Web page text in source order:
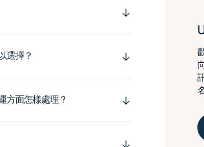
選擇？
方面怎樣處理？